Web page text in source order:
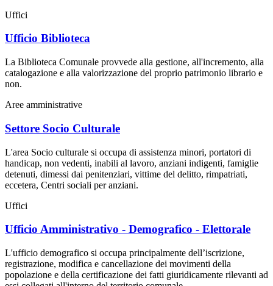
Uffici
Ufficio Biblioteca
La Biblioteca Comunale provvede alla gestione, all'incremento, alla
catalogazione e alla valorizzazione del proprio patrimonio librario e
non.
Aree amministrative
Settore Socio Culturale
L'area Socio culturale si occupa di assistenza minori, portatori di
handicap, non vedenti, inabili al lavoro, anziani indigenti, famiglie
detenuti, dimessi dai penitenziari, vittime del delitto, rimpatriati,
eccetera, Centri sociali per anziani.
Uffici
Ufficio Amministrativo - Demografico - Elettorale
L'ufficio demografico si occupa principalmente dell’iscrizione,
registrazione, modifica e cancellazione dei movimenti della
popolazione e della certificazione dei fatti giuridicamente rilevanti ad